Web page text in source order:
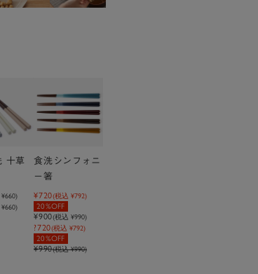
十草
¥660)
食洗シンフォニ
ー箸
¥720(税込 ¥792)
20%OFF
¥900(税込 ¥990)
?720(税込 ¥792)
20%OFF
¥990(税込 ¥990)